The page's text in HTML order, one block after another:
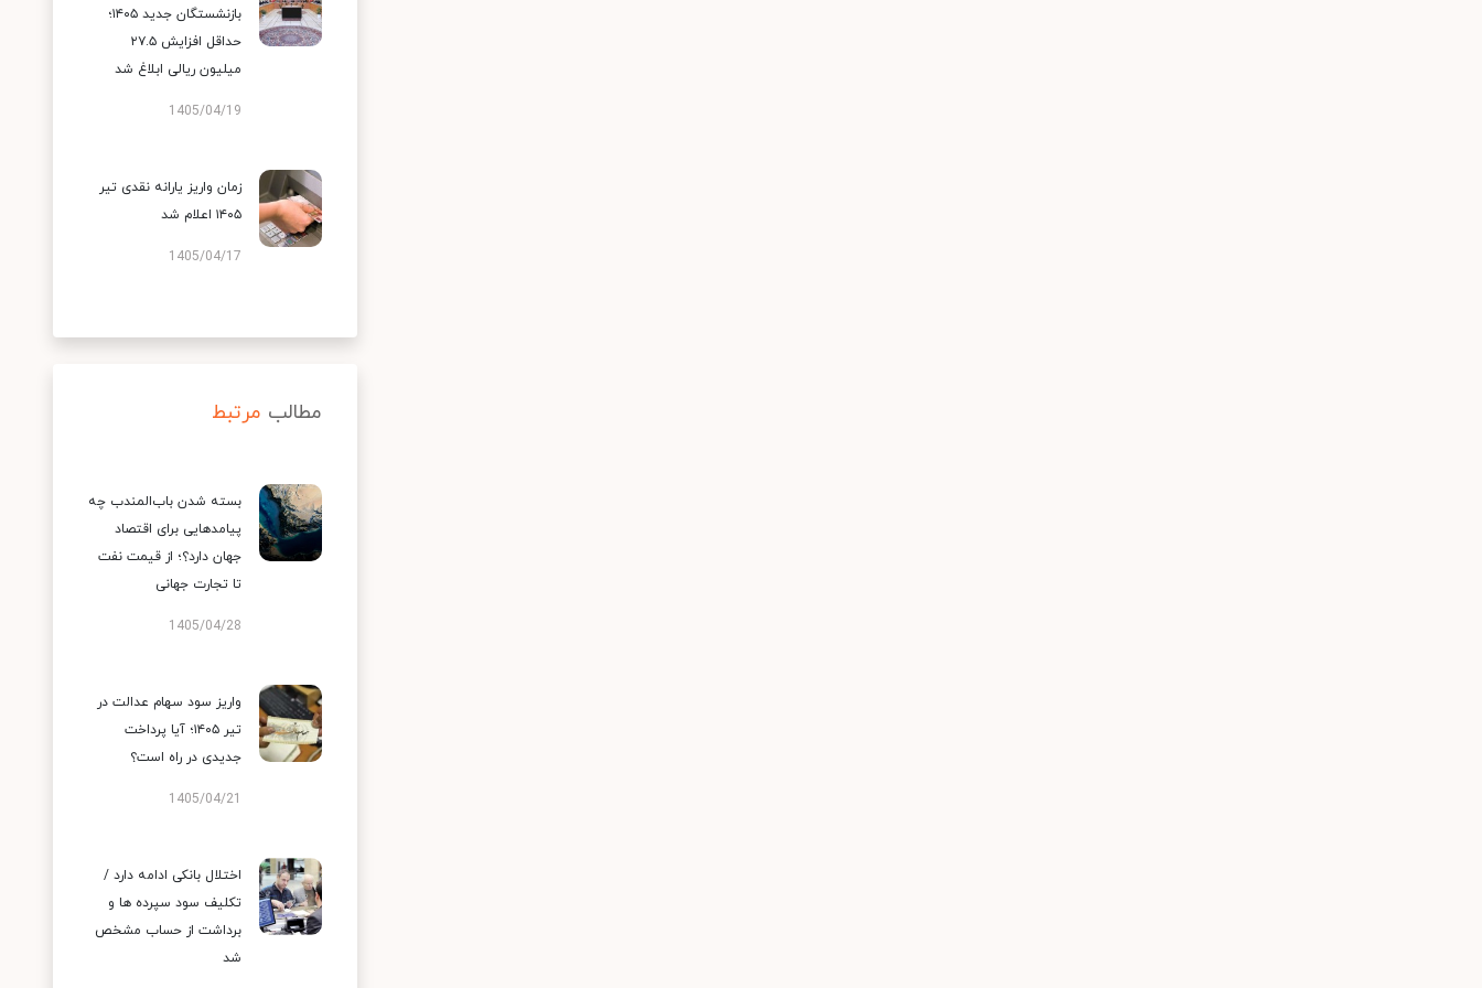
بازنشستگان جدید ۱۴۰۵؛
حداقل افزایش ۲۷.۵
میلیون ریالی ابلاغ شد
1405/04/19
زمان واریز یارانه نقدی تیر
۱۴۰۵ اعلام شد
1405/04/17
مطالب مرتبط
بسته شدن باب‌المندب چه
پیامدهایی برای اقتصاد
جهان دارد؟؛ از قیمت نفت
تا تجارت جهانی
1405/04/28
واریز سود سهام عدالت در
تیر ۱۴۰۵؛ آیا پرداخت
جدیدی در راه است؟
1405/04/21
اختلال بانکی ادامه دارد /
تکلیف سود سپرده ها و
برداشت از حساب مشخص
شد